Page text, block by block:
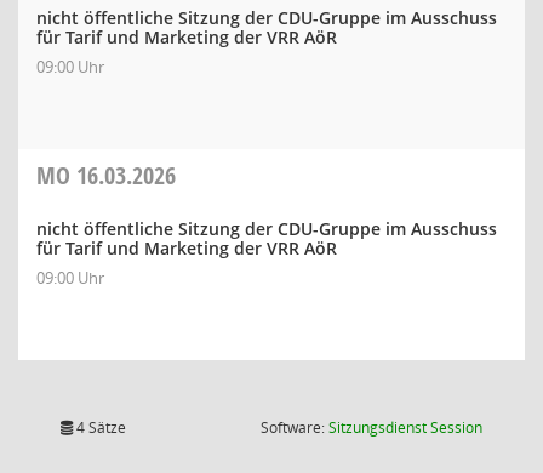
nicht öffentliche Sitzung der CDU-Gruppe im Ausschuss
für Tarif und Marketing der VRR AöR
09:00 Uhr
MO 16.03.2026
nicht öffentliche Sitzung der CDU-Gruppe im Ausschuss
für Tarif und Marketing der VRR AöR
09:00 Uhr
4 Sätze Software:SitzungsdienstSession(Wird in